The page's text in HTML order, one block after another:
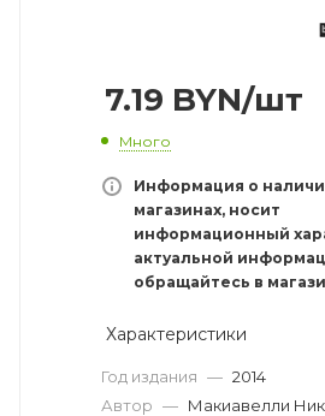
7.19 BYN/шт
Много
Информация о
магазинах, носит
информационный
актуальной
обращайтесь в
Характеристики
Год издания — 2014
Автор — Макиавелли